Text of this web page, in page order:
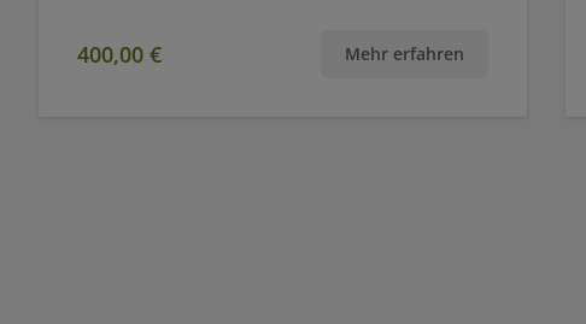
400,00 € Mehr erfahren